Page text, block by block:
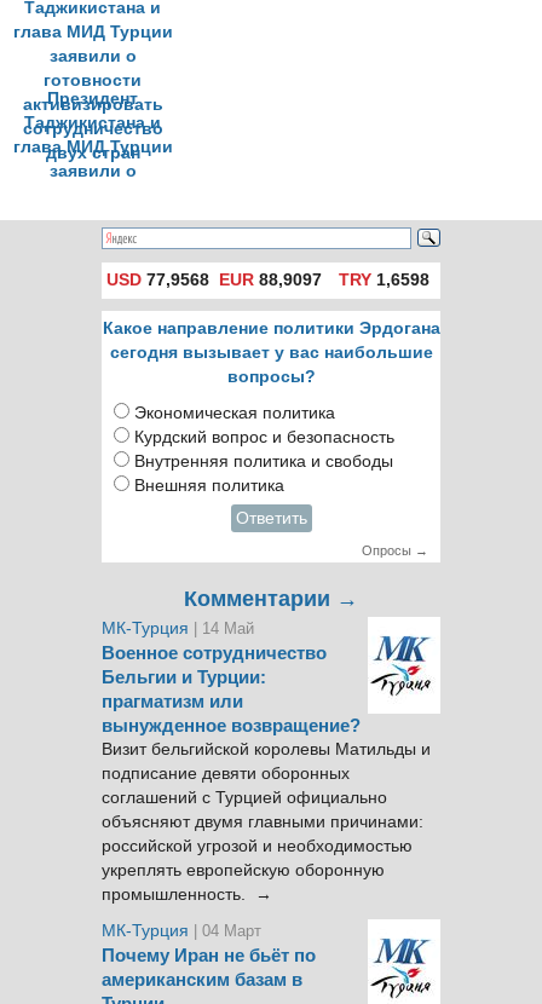
Президент
Таджикистана и
глава МИД Турции
заявили о
активизировать
сотрудничество
двух стран
USD 77,9568 EUR 88,9097 TRY1,6598
Какое направление политики Эрдогана
сегодня вызывает у вас наибольшие
вопросы?
Экономическая политика
Курдский вопрос и безопасность
Внутренняя политика и свободы
Внешняя политика
Ответить
Опросы →
Комментарии →
МК-Турция | 14 Май
Военное сотрудничество
Бельгии и Турции:
прагматизм или
вынужденное возвращение?
Визит бельгийской королевы Матильды и
подписание девяти оборонных
соглашений с Турцией официально
объясняют двумя главными причинами:
российской угрозой и необходимостью
укреплять европейскую оборонную
промышленность. →
МК-Турция
| 04 Март
Почему Иран не бьёт по
американским базам в